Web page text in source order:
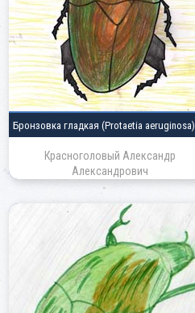
Бронзовка гладкая (Protaetia aeruginosa)
Красноголовый Александр
Александрович